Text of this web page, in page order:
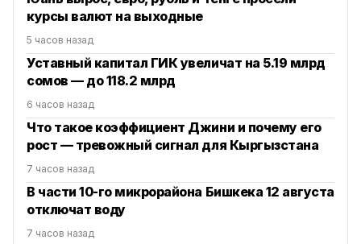
курсы валют на выходные
5 часов назад
Уставный капитал ГИК увеличат на 5.19 млрд
сомов — до 118.2 млрд
6 часов назад
Что такое коэффициент Джини и почему его
рост — тревожный сигнал для Кыргызстана
7 часов назад
В части 10-го микрорайона Бишкека 12 августа
отключат воду
7 часов назад